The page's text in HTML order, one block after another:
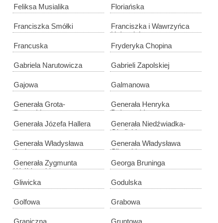
Feliksa Musialika Floriańska
Franciszka Smółki
Franciszka i Wawrzyńca
Holeczków
Francuska
Fryderyka Chopina
Gabriela Narutowicza Gabrieli Zapolskiej
Gajowa Galmanowa
Generała Grota-
Roweckiego
Generała Henryka
Dąbrowskiego
Generała Józefa Hallera
Generała Niedźwiadka-
Okulickiego
Generała Władysława
Andersa
Generała Władysława
Sikorskiego
Generała Zygmunta
Wróblewskiego
Georga Bruninga
Gliwicka Godulska
Golfowa Grabowa